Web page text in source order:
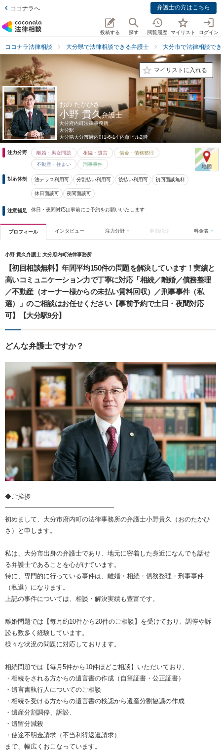
ココナラへ 弁護士の方はこちら
投稿する 探す 閲覧履歴 マイリスト ログイン
ココナラ法律相談 大分県で法律相談できる弁護士 大分市で法律相談で
マイリストに入れる
おの たかひさ
小野 貴久弁護士
大分府内町法律事務所
大分駅
大分県大分市府内町1-6-14 内藤ビル2階
注力分野 離婚・男女問題 相続・遺言 借金・債務整理
不動産・住まい 刑事事件
対応体制 法テラス利用可 分割払い利用可 後払い利用可 初回面談無料
休日面談可 夜間面談可
注意補足 休日・夜間対応は事前にご予約をお願いいたします
プロフィール インタビュー 注力分野 事例紹介 料金表
小野 貴久弁護士 大分府内町法律事務所
【初回相談無料】年間平均150件の問題を解決しています！実績と
高いコミュニケーション力で丁寧に対応「相続／離婚／債務整理
／不動産（オーナー様からの未払い賃料回収）／刑事事件（私
選）」のご相談はお任せください【事前予約で土日・夜間対応
可】【大分駅9分】
どんな弁護士ですか？
◆ご挨拶
━━━━━━━━━━━━━━━━━
初めまして、大分市府内町の法律事務所の弁護士小野貴久（おのたかひ
さ）と申します。
私は、大分市出身の弁護士であり、地元に密着した身近になんでも話せ
る弁護士であることを心がけています。
特に、専門的に行っている事件は、離婚・相続・債務整理・刑事事件
（私選）になります。
上記の事件については、相談・解決実績も豊富です。
離婚問題では【毎月約10件から20件のご相談】を受けており、調停や訴
訟も数多く経験しています。
様々な状況の問題に対応しております。
相続問題では【毎月5件から10件ほどご相談】いただいており、
・相続をされる方からの遺言書の作成（自筆証書・公正証書）
・遺言書執行人についてのご相談
・相続を受ける方からの遺言書の検認から遺産分割協議の作成
・遺産分割調停、訴訟、
・遺留分減殺
・使途不明金請求（不当利得返還請求）
まで、幅広くおこなっています。